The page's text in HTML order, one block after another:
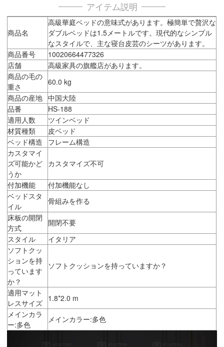
アイテム説明
商品名
高級華庭ベッドの意味式があります。極簡単で贅沢な
ダブルベッドは1.5メートルです。現代的なシンプル
なスタイルで、主な寝台皮芸のシーツがあります。
商品番号
10020664477326
店舗
高級家具の旗艦店があります。
商品の毛の
重さ
60.0 kg
商品の産地 中国大陸
品番
HS-188
適用人数
ツインベッド
材質種類
皮ベッド
ベッド構造
フレーム構造
カスタマイ
ズ可能かど
うか
カスタマイズ不可
付加機能
付加機能なし
ベッドスタ
イル
骨組みを作る
床板の開閉
方式
開閉不要
スタイル
イタリア
ソフトクッ
ションを持
っています
か？
ソフトクッションを持っていますか？
適用マット
レスサイズ 1.8*2.0 m
メインカラ
ー:多色
メインカラー:多色